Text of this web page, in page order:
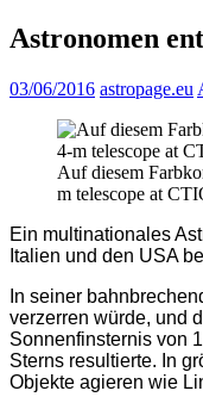
Astronomen
03/06/2016 astropage.eu
Auf diesem
m telescope at
Ein multinationales
Italien und den USA
In seiner
verzerren würde, und
Sonnenfinsternis von
Sterns resultierte. In
Objekte agieren wie